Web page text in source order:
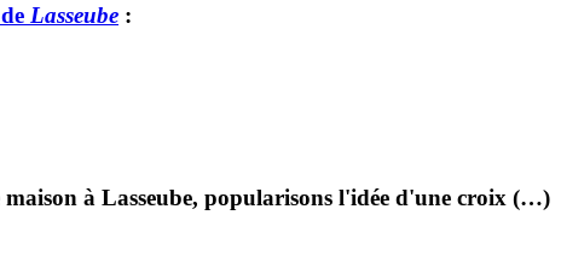
Lasseube :
à Lasseube, popularisons l'idée d'une croix (…)